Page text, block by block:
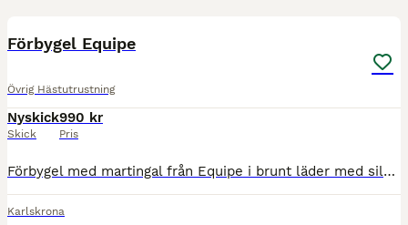
Förbygel Equipe
Övrig Hästutrustning
Nyskick
Skick
990 kr
Pris
Förbygel med martingal från Equipe i brunt läder med silverspännen, strl full. Använd men i superfint skick! Nypris 2900kr
Karlskrona